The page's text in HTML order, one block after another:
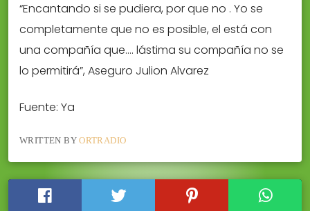
“Encantando si se pudiera, por que no . Yo se
completamente que no es posible, el está con
una compañía que…. lástima su compañía no se
lo permitirá”, Aseguro Julion Alvarez
Fuente: Ya
WRITTEN BYORTRADIO